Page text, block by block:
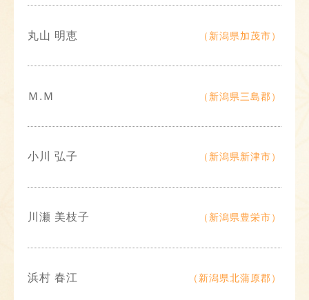
丸山 明恵 （新潟県加茂市）
Ｍ.Ｍ （新潟県三島郡）
小川 弘子 （新潟県新津市）
川瀬 美枝子 （新潟県豊栄市）
浜村 春江 （新潟県北蒲原郡）